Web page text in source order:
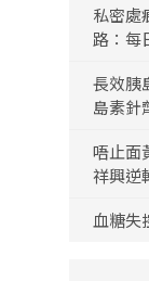
私密處
路：每
長效胰
島素針
唔止面
祥興逆
血糖失